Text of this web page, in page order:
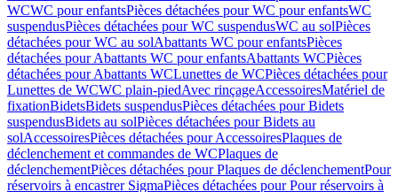
WCWC pour enfantsPièces détachées pour WC pour enfantsWC
suspendusPièces détachées pour WC suspendusWC au solPièces
détachées pour WC au solAbattants WC pour enfantsPièces
détachées pour Abattants WC pour enfantsAbattants WCPièces
détachées pour Abattants WCLunettes de WCPièces détachées pour
Lunettes de WCWC plain-piedAvec rinçageAccessoiresMatériel de
fixationBidetsBidets suspendusPièces détachées pour Bidets
suspendusBidets au solPièces détachées pour Bidets au
solAccessoiresPièces détachées pour AccessoiresPlaques de
déclenchement et commandes de WCPlaques de
déclenchementPièces détachées pour Plaques de déclenchementPour
réservoirs à encastrer SigmaPièces détachées pour Pour réservoirs à